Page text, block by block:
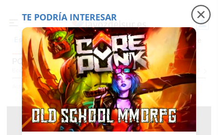
Es noticia Precio luz Padre Coraje Fábrica de botellas
POLÍTICA
EconomíaSociedadInternacionalPolíticaEcología Educación Salud
Actualidad Política
TE PODRÍA INTERESAR